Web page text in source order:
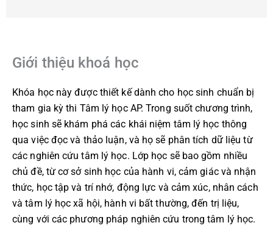
Giới thiệu khoá học
Khóa học này được thiết kế dành cho học sinh chuẩn bị
tham gia kỳ thi Tâm lý học AP. Trong suốt chương trình,
học sinh sẽ khám phá các khái niệm tâm lý học thông
qua việc đọc và thảo luận, và họ sẽ phân tích dữ liệu từ
các nghiên cứu tâm lý học. Lớp học sẽ bao gồm nhiều
chủ đề, từ cơ sở sinh học của hành vi, cảm giác và nhận
thức, học tập và trí nhớ, động lực và cảm xúc, nhân cách
và tâm lý học xã hội, hành vi bất thường, đến trị liệu,
cùng với các phương pháp nghiên cứu trong tâm lý học.